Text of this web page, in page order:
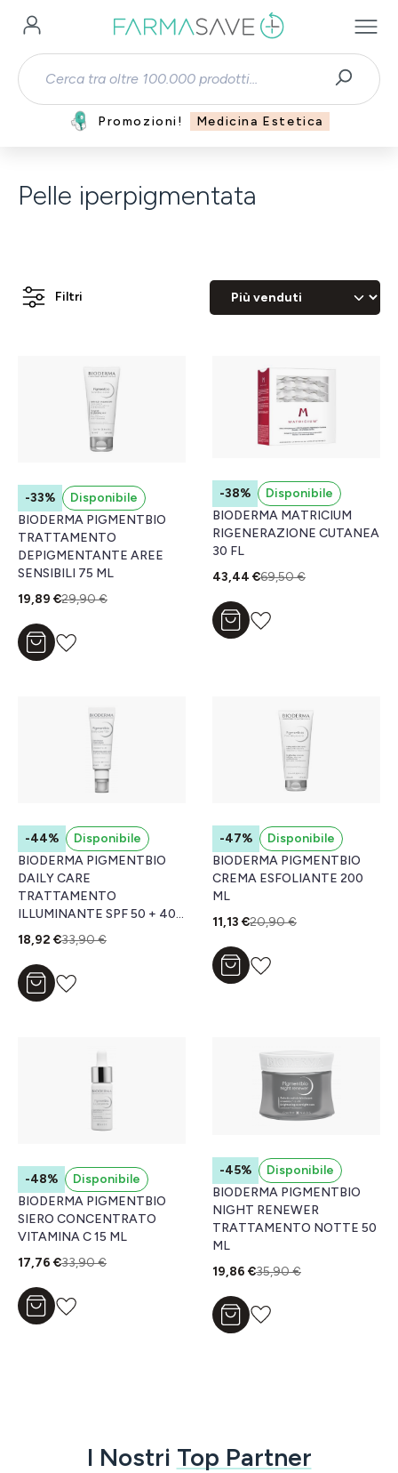
Passa al contenuto principale
Promozioni! Medicina Estetica
Pelle iperpigmentata
Filtri
-33%
Disponibile
BIODERMA PIGMENTBIO
TRATTAMENTO
DEPIGMENTANTE AREE
SENSIBILI 75 ML
19,89 €29,90 €
Aggiungi al carrello
-38%
Disponibile
BIODERMA MATRICIUM
RIGENERAZIONE CUTANEA
30 FL
43,44 €69,50 €
Aggiungi al carrello
-44%
Disponibile
BIODERMA PIGMENTBIO
DAILY CARE
TRATTAMENTO
ILLUMINANTE SPF 50 + 40
ML
18,92 €33,90 €
Aggiungi al carrello
-47%
Disponibile
BIODERMA PIGMENTBIO
CREMA ESFOLIANTE 200
ML
11,13 €20,90 €
Aggiungi al carrello
-48%
Disponibile
BIODERMA PIGMENTBIO
SIERO CONCENTRATO
VITAMINA C 15 ML
17,76 €33,90 €
Aggiungi al carrello
-45%
Disponibile
BIODERMA PIGMENTBIO
NIGHT RENEWER
TRATTAMENTO NOTTE 50
ML
19,86 €35,90 €
Aggiungi al carrello
I Nostri Top Partner